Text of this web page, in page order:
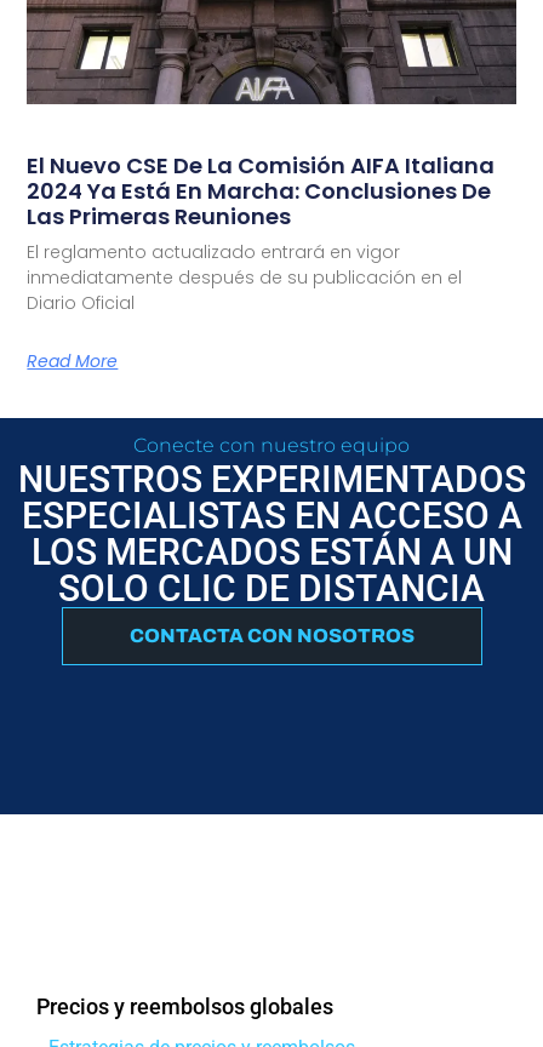
El Nuevo CSE De La Comisión AIFA Italiana
2024 Ya Está En Marcha: Conclusiones De
Las Primeras Reuniones
El reglamento actualizado entrará en vigor
inmediatamente después de su publicación en el
Diario Oficial
Read More
Conecte con nuestro equipo
NUESTROS EXPERIMENTADOS
ESPECIALISTAS EN ACCESO A
LOS MERCADOS ESTÁN A UN
SOLO CLIC DE DISTANCIA
CONTACTA CON NOSOTROS
Precios y reembolsos globales